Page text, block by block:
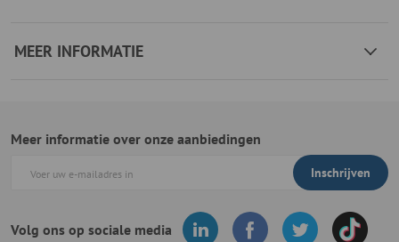
MEER INFORMATIE
Meer informatie over onze aanbiedingen
Inschrijven
Volg ons op sociale media